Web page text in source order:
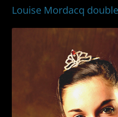
Louise Mordacq